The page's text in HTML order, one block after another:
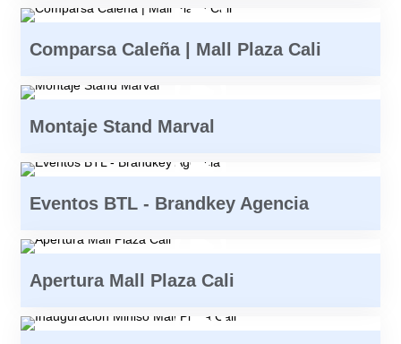
Comparsa Caleña | Mall Plaza Cali
Montaje Stand Marval
Eventos BTL - Brandkey Agencia
Apertura Mall Plaza Cali